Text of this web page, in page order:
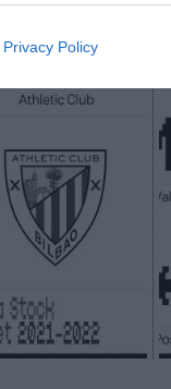
Privacy Policy